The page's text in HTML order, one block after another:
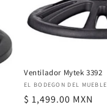
Ventilador Mytek 3392
Proveedor:
EL BODEGON DEL MUEBLE
Precio
$ 1,499.00 MXN